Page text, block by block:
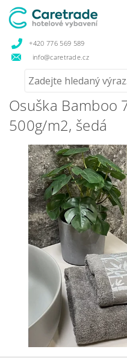
+420 776 569 589
info@caretrade.cz
Osuška Bamboo
500g/m2, šedá